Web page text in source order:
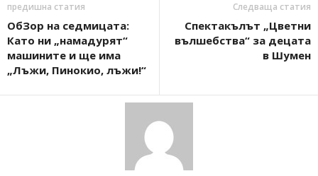
предишна статия
ОбЗор на седмицата:
Като ни „намадурят“
машините и ще има
„Лъжи, Пинокио, лъжи!“
Следваща статия
Спектакълът „Цветни
вълшебства“ за децата
в Шумен